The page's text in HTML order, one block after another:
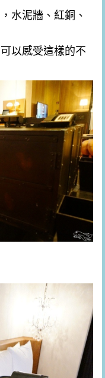
水泥牆、紅銅、
以感受這樣的不